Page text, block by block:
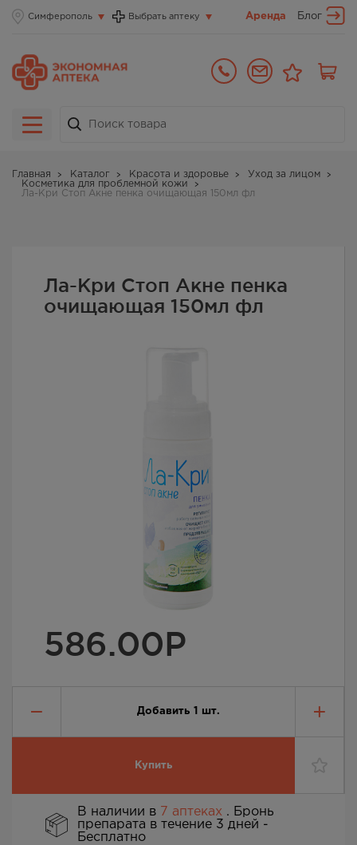
Симферополь Выбрать аптеку Аренда Блог
Главная Каталог Красота и здоровье
Уход за лицом
Косметика для проблемной кожи
Ла-Кри Стоп Акне пенка очищающая 150мл фл
Ла-Кри Стоп Акне пенка
очищающая 150мл фл
586.00Р
Добавить 1 шт.
Купить
В наличии в 7 аптеках . Бронь
препарата в течение 3 дней -
Бесплатно